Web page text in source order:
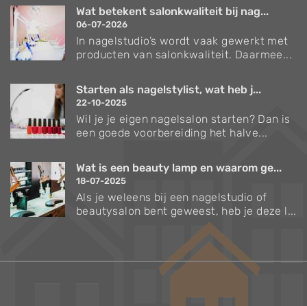
Wat betekent salonkwaliteit bij nag...
06-07-2026
In nagelstudio’s wordt vaak gewerkt met
producten van salonkwaliteit. Daarmee...
Starten als nagelstylist, wat heb j...
22-10-2025
Wil je je eigen nagelsalon starten? Dan is
een goede voorbereiding het halve...
Wat is een beauty lamp en waarom ge...
18-07-2025
Als je weleens bij een nagelstudio of
beautysalon bent geweest, heb je deze l...